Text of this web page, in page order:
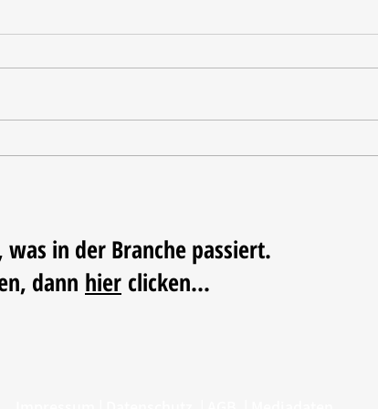
Haeser wird Geschäftsführer
Oxo
in der Branche passiert.
dann hier clicken...